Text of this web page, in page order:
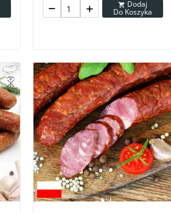

Do Koszyka